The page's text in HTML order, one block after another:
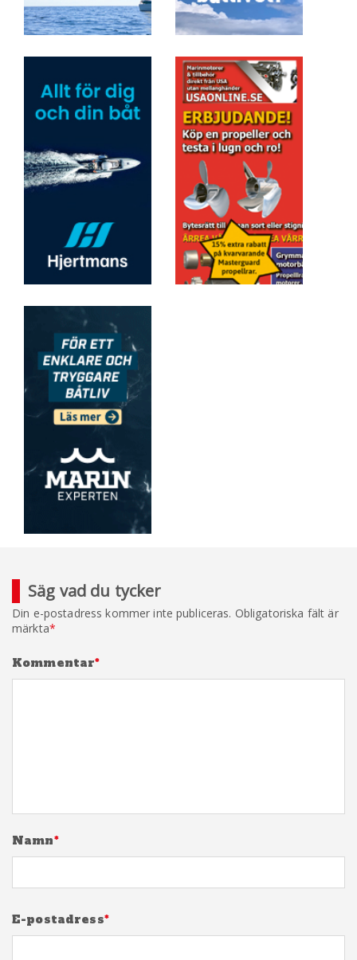
Säg vad du tycker
Din e-postadress kommer inte publiceras. Obligatoriska fält är
märkta*
Kommentar*
Namn*
E-postadress*